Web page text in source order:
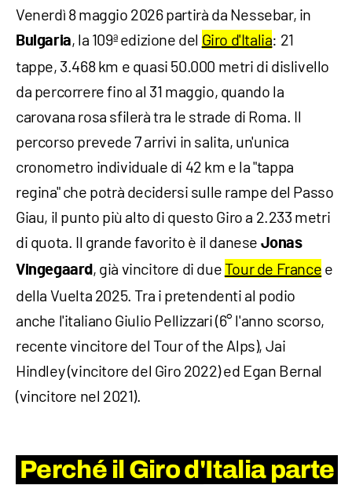
Venerdì 8 maggio 2026 partirà da Nessebar, in
Bulgaria, la 109ª edizione del Giro d'Italia: 21
tappe, 3.468 km e quasi 50.000 metri di dislivello
da percorrere fino al 31 maggio, quando la
carovana rosa sfilerà tra le strade di Roma. Il
percorso prevede 7 arrivi in salita, un'unica
cronometro individuale di 42 km e la "tappa
regina" che potrà decidersi sulle rampe del Passo
Giau, il punto più alto di questo Giro a 2.233 metri
di quota. Il grande favorito è il danese Jonas
Vingegaard , già vincitore di dueTour de France e
della Vuelta 2025. Tra i pretendenti al podio
anche l'italiano Giulio Pellizzari (6° l'anno scorso,
recente vincitore del Tour of the Alps), Jai
Hindley (vincitore del Giro 2022) ed Egan Bernal
(vincitore nel 2021).
Perché il Giro d'Italia parte